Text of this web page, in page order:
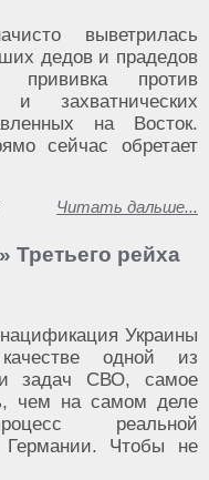
выветрилась
дедов и прадедов
против
и захватнических
на Восток.
сейчас обретает
Читать дальше...
рейха
Украины
одной из
задач СВО, самое
чем на самом деле
реальной
Германии. Чтобы не